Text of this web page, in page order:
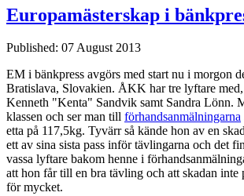
Europamästerskap i
Published: 07 August 2013
EM i bänkpress avgörs med start nu i morgon
Bratislava, Slovakien. ÅKK har tre lyftare
Kenneth "Kenta" Sandvik samt Sandra Lönn.
klassen och ser man till förhandsanmälningarna
etta på 117,5kg. Tyvärr så kände hon av en
ett av sina sista pass inför tävlingarna och det
vassa lyftare bakom henne i
att hon får till en bra tävling och att skadan inte
för mycket.